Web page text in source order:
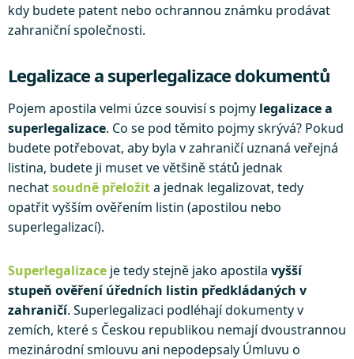
kdy budete patent nebo ochrannou známku prodávat
zahraniční společnosti.
Legalizace a superlegalizace dokumentů
Pojem apostila velmi úzce souvisí s pojmy legalizace a
superlegalizace. Co se pod těmito pojmy skrývá? Pokud
budete potřebovat, aby byla v zahraničí uznaná veřejná
listina, budete ji muset ve většině států jednak
nechatsoudně přeložita jednak legalizovat, tedy
opatřit vyšším ověřením listin (apostilou nebo
superlegalizací).
Superlegalizace je tedy stejně jako apostila vyšší
stupeň ověření úředních listin předkládaných v
zahraničí. Superlegalizaci podléhají dokumenty v
zemích, které s Českou republikou nemají dvoustrannou
mezinárodní smlouvu ani nepodepsaly Úmluvu o